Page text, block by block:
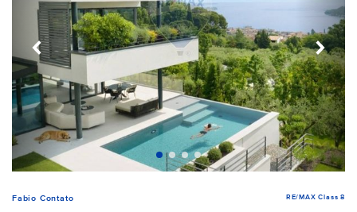
Fabio Contato RE/MAX Class 8